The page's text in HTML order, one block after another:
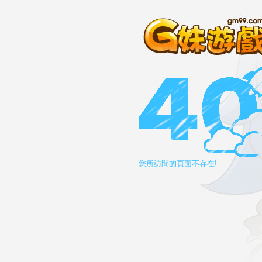
您所訪問的頁面不存在!